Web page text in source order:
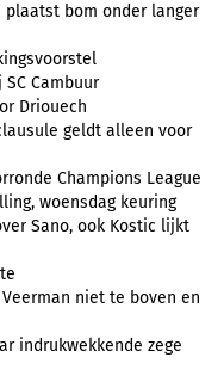
bom onder langer
Cambuur
Driouech
geldt alleen voor
Champions League
woensdag keuring
Sano, ook Kostic lijkt
niet te boven en
indrukwekkende zege